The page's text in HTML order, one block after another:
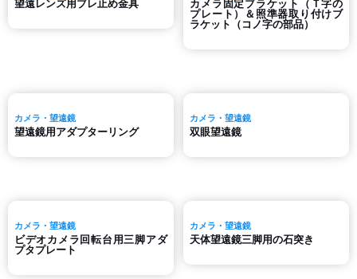
望遠レンズ用ブレ止め金具
カメラ固定ブラケット（Ｔ字の
プレート）＆照準器取り付けブ
ラケット（コノ字の部品）
カメラ・望遠鏡
望遠鏡用アダプターリング
カメラ・望遠鏡
双眼望遠鏡
カメラ・望遠鏡
ビデオカメラ回転台用三脚アダ
プタプレート
カメラ・望遠鏡
天体望遠鏡三脚用の石突き